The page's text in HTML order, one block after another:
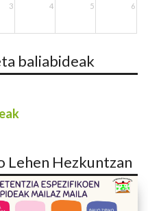
3 4 5 6
baliabideak
Lehen Hezkuntzan